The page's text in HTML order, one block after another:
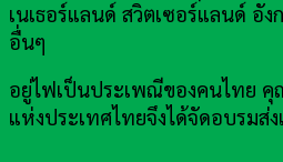
เนเธอร์แลนด์ สวิตเซอร์แลนด์ อัง
อื่นๆ
อยู่ไฟเป็นประเพณีของคนไทย
แห่งประเทศไทยจึงได้จัดอบรมส่